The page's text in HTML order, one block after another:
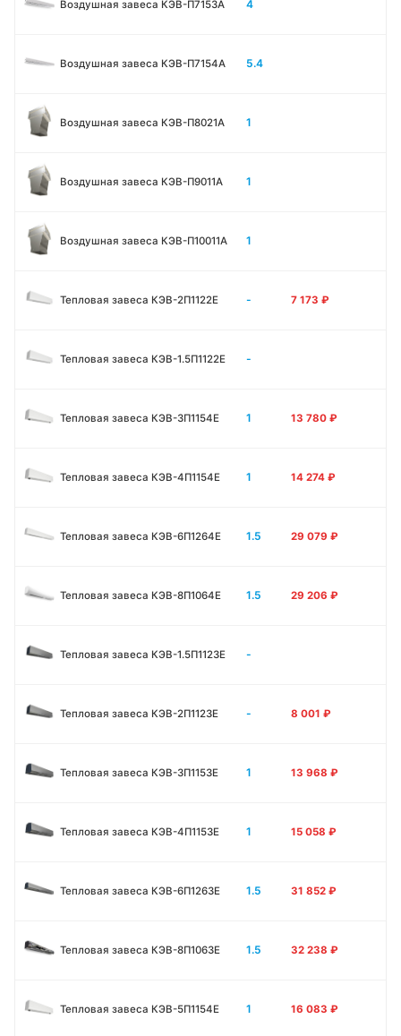
Воздушная завеса КЭВ-П7153A 4
Воздушная завеса КЭВ-П7154A 5.4
Воздушная завеса КЭВ-П8021A 1
Воздушная завеса КЭВ-П9011A 1
Воздушная завеса КЭВ-П10011A 1
Тепловая завеса КЭВ-2П1122E - 7 173 ₽
Тепловая завеса КЭВ-1.5П1122E -
Тепловая завеса КЭВ-3П1154E 1 13 780 ₽
Тепловая завеса КЭВ-4П1154E 1 14 274 ₽
Тепловая завеса КЭВ-6П1264E 1.5 29 079 ₽
Тепловая завеса КЭВ-8П1064E 1.5 29 206 ₽
Тепловая завеса КЭВ-1.5П1123E -
Тепловая завеса КЭВ-2П1123E - 8 001 ₽
Тепловая завеса КЭВ-3П1153E 1 13 968 ₽
Тепловая завеса КЭВ-4П1153E 1 15 058 ₽
Тепловая завеса КЭВ-6П1263E 1.5 31 852 ₽
Тепловая завеса КЭВ-8П1063E 1.5 32 238 ₽
Тепловая завеса КЭВ-5П1154E 1 16 083 ₽